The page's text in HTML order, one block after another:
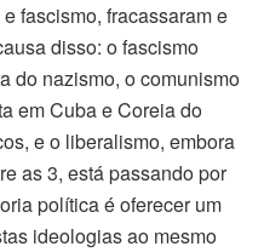
fascismo, fracassaram e
disso: o fascismo
do nazismo, o comunismo
em Cuba e Coreia do
e o liberalismo, embora
as 3, está passando por
política é oferecer um
ideologias ao mesmo